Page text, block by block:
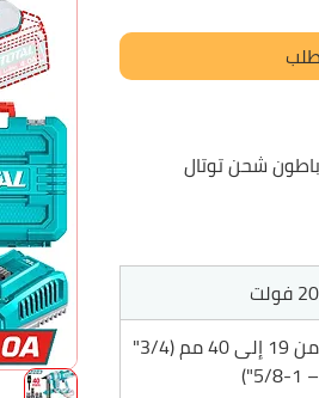
شحن توتال
20 فولت
من 19 إلى 40 مم (3/4"
– 1-5/8")